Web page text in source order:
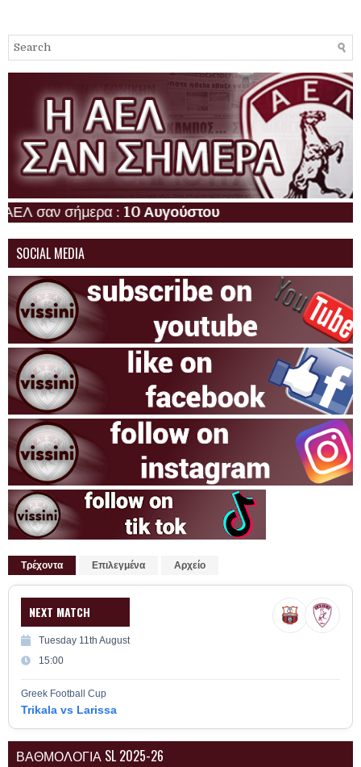
σήμερα :10 Αυγούστου
SOCIAL MEDIA
Τρέχοντα Επιλεγμένα Αρχείο
NEXT MATCH
Tuesday 11th August
15:00
Greek Football Cup
Trikala vs Larissa
ΒΑΘΜΟΛΟΓΙΑ SL 2025-26